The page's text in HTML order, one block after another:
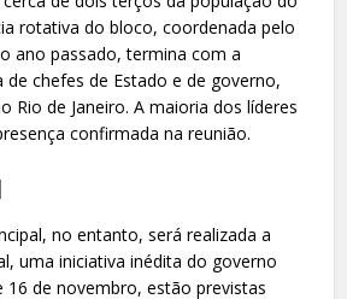
rotativa do bloco, coordenada pelo
ano passado, termina com a
de chefes de Estado e de governo,
Rio de Janeiro. A maioria dos líderes
confirmada na reunião.
no entanto, será realizada a
uma iniciativa inédita do governo
16 de novembro, estão previstas